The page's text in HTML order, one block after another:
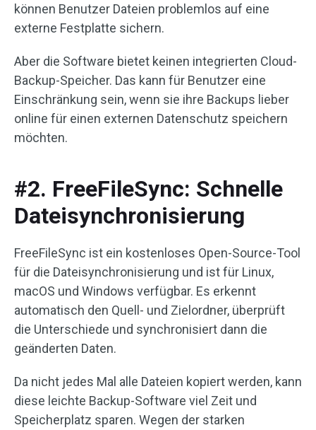
können Benutzer Dateien problemlos auf eine
externe Festplatte sichern.
Aber die Software bietet keinen integrierten Cloud-
Backup-Speicher. Das kann für Benutzer eine
Einschränkung sein, wenn sie ihre Backups lieber
online für einen externen Datenschutz speichern
möchten.
#2. FreeFileSync: Schnelle
Dateisynchronisierung
FreeFileSync ist ein kostenloses Open-Source-Tool
für die Dateisynchronisierung und ist für Linux,
macOS und Windows verfügbar. Es erkennt
automatisch den Quell- und Zielordner, überprüft
die Unterschiede und synchronisiert dann die
geänderten Daten.
Da nicht jedes Mal alle Dateien kopiert werden, kann
diese leichte Backup-Software viel Zeit und
Speicherplatz sparen. Wegen der starken